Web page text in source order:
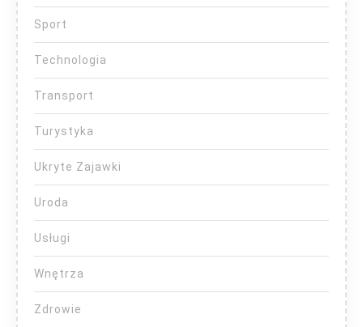
Sport
Technologia
Transport
Turystyka
Ukryte Zajawki
Uroda
Usługi
Wnętrza
Zdrowie